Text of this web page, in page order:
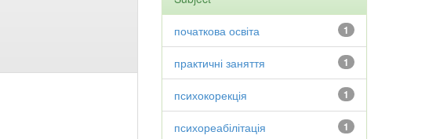
1
початкова освіта
1
практичні заняття
1
психокорекція
1
психореабілітація